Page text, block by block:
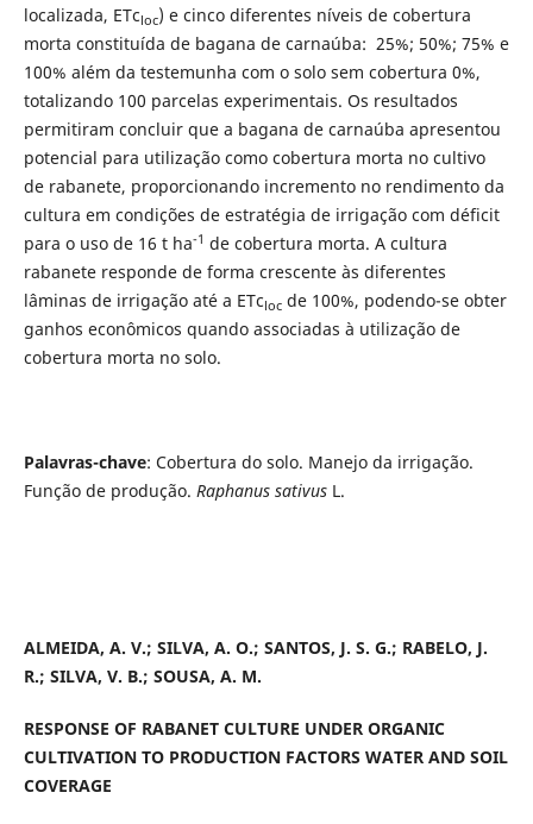
localizada, ETcloc) e cinco diferentes níveis de cobertura
morta constituída de bagana de carnaúba: 25%; 50%; 75% e
100% além da testemunha com o solo sem cobertura 0%,
totalizando 100 parcelas experimentais. Os resultados
permitiram concluir que a bagana de carnaúba apresentou
potencial para utilização como cobertura morta no cultivo
de rabanete, proporcionando incremento no rendimento da
cultura em condições de estratégia de irrigação com déficit
para o uso de 16 t ha-1 de cobertura morta. A cultura
rabanete responde de forma crescente às diferentes
lâminas de irrigação até a ETclocde 100%, podendo-se obter
ganhos econômicos quando associadas à utilização de
cobertura morta no solo.
Palavras-chave: Cobertura do solo. Manejo da irrigação.
Função de produção. Raphanus sativusL.
ALMEIDA, A. V.; SILVA, A. O.; SANTOS, J. S. G.; RABELO, J.
R.; SILVA, V. B.; SOUSA, A. M.
RESPONSE OF RABANET CULTURE UNDER ORGANIC
CULTIVATION TO PRODUCTION FACTORS WATER AND SOIL
COVERAGE